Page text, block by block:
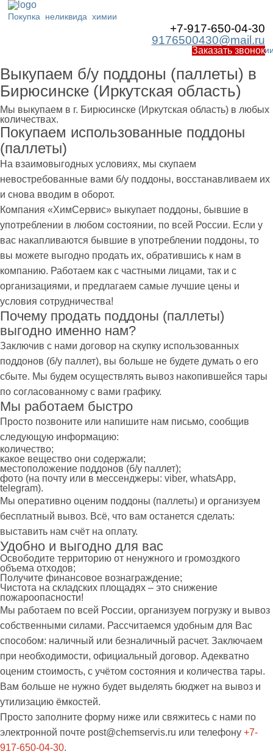
Покупка неликвида химии
+7-917-650-04-30
9176500430@mail.ru
Работаем по
Заказать звонок
Выкупаем б/у поддоны (паллеты) в
Бирюсинске (Иркутская область)
Мы выкупаем в г. Бирюсинске (Иркутская область) в любых
количествах.
Покупаем использованные поддоны
(паллеты)
На взаимовыгодных условиях, мы скупаем
невостребованные вами б/у поддоны, восстанавливаем их
и снова вводим в оборот.
Компания «ХимСервис» выкупает поддоны, бывшие в
употреблении в любом состоянии, по всей России. Если у
вас накапливаются бывшие в употреблении поддоны, то
вы можете выгодно продать их, обратившись к нам в
компанию. Работаем как с частными лицами, так и с
организациями, и предлагаем самые лучшие цены и
условия сотрудничества!
Почему продать поддоны (паллеты)
выгодно именно нам?
Заключив с нами договор на скупку использованных
поддонов (б/у паллет), вы больше не будете думать о его
сбыте. Мы будем осуществлять вывоз накопившейся тары
по согласованному с вами графику.
Мы работаем быстро
Просто позвоните или напишите нам письмо, сообщив
следующую информацию:
количество;
какое вещество они содержали;
местоположение поддонов (б/у паллет);
фото (на почту или в мессенджеры: viber, whatsApp,
telegram).
Мы оперативно оценим поддоны (паллеты) и организуем
бесплатный вывоз. Всё, что вам останется сделать:
выставить нам счёт на оплату.
Удобно и выгодно для вас
Освободите территорию от ненужного и громоздкого
объема отходов;
Получите финансовое вознаграждение;
Чистота на складских площадях – это снижение
пожароопасности!
Мы работаем по всей России, организуем погрузку и вывоз
собственными силами. Рассчитаемся удобным для Вас
способом: наличный или безналичный расчет. Заключаем
при необходимости, официальный договор. Адекватно
оценим стоимость, с учётом состояния и количества тары.
Вам больше не нужно будет выделять бюджет на вывоз и
утилизацию ёмкостей.
Просто заполните форму ниже или свяжитесь с нами по
электронной почте post@chemservis.ru или телефону +7-
917-650-04-30.